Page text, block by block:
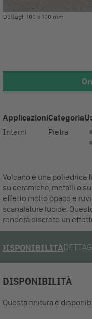
Dettagli 100 x 100 mm
Applicazioni
Interni
Categoria
Pietra
Volcano é una poliedrica
su ceramiche, metalli o
effetto molto opaco e
scanalature lucide.
renderá discreto un
DISPONIBILITÀ
DISPONIBILITÀ
Questa finitura è